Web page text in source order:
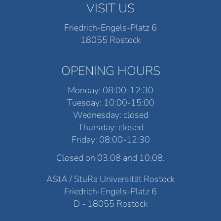
VISIT US
Friedrich-Engels-Platz 6
18055 Rostock
OPENING HOURS
Monday: 08:00-12:30
Tuesday: 10:00-15:00
Wednesday: closed
Thursday: closed
Friday: 08:00-12:30
Closed on 03.08 and 10.08.
AStA / StuRa Universität Rostock
Friedrich-Engels-Platz 6
D - 18055 Rostock